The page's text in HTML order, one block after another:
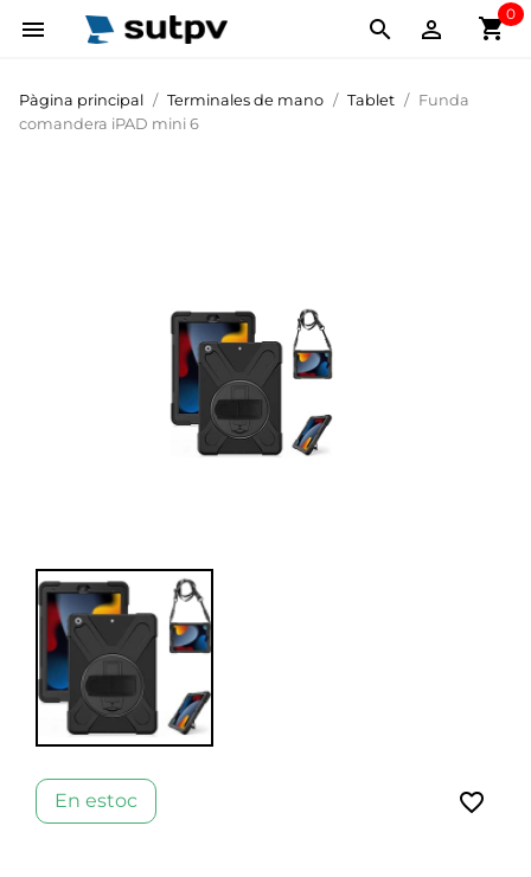
 shopping_cart
0


Pàgina principal Terminales de mano Tablet
Funda
comandera iPAD mini 6
En estoc favorite_border